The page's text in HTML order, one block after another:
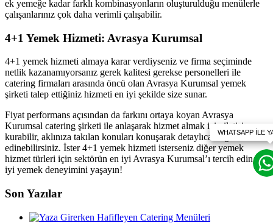
ek yemeğe kadar farklı kombinasyonların oluşturulduğu menülerle
çalışanlarınız çok daha verimli çalışabilir.
4+1 Yemek Hizmeti: Avrasya Kurumsal
4+1 yemek hizmeti almaya karar verdiyseniz ve firma seçiminde
netlik kazanamıyorsanız gerek kalitesi gerekse personelleri ile
catering firmaları arasında öncü olan Avrasya Kurumsal yemek
şirketi talep ettiğiniz hizmeti en iyi şekilde size sunar.
Fiyat performans açısından da farkını ortaya koyan Avrasya
Kurumsal catering şirketi ile anlaşarak hizmet almak için iletişim
kurabilir, aklınıza takılan konuları konuşarak detaylıca bilgi
edinebilirsiniz. İster 4+1 yemek hizmeti isterseniz diğer yemek
hizmet türleri için sektörün en iyi Avrasya Kurumsal’ı tercih edin en
iyi yemek deneyimini yaşayın!
Son Yazılar